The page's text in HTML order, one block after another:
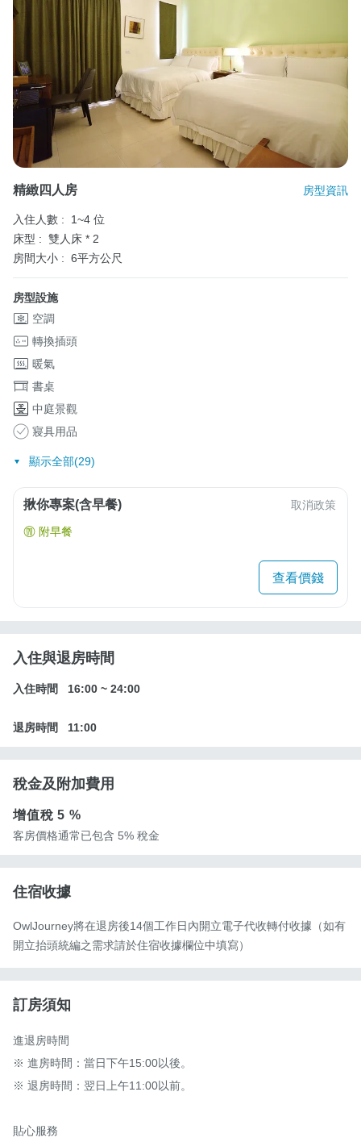
精緻四人房 房型資訊
入住人數 :
1~4 位
床型 : 雙人床 * 2
房間大小 : 6平方公尺
房型設施
空調
轉換插頭
暖氣
書桌
中庭景觀
寢具用品
顯示全部(29)
揪你專案(含早餐) 取消政策
附早餐
查看價錢
入住與退房時間
入住時間 16:00 ~ 24:00
退房時間 11:00
稅金及附加費用
增值稅5 %
客房價格通常已包含 5% 稅金
住宿收據
OwlJourney將在退房後14個工作日內開立電子代收轉付收據（如有
開立抬頭統編之需求請於住宿收據欄位中填寫）
訂房須知
進退房時間
※ 進房時間：當日下午15:00以後。
※ 退房時間：翌日上午11:00以前。
貼心服務